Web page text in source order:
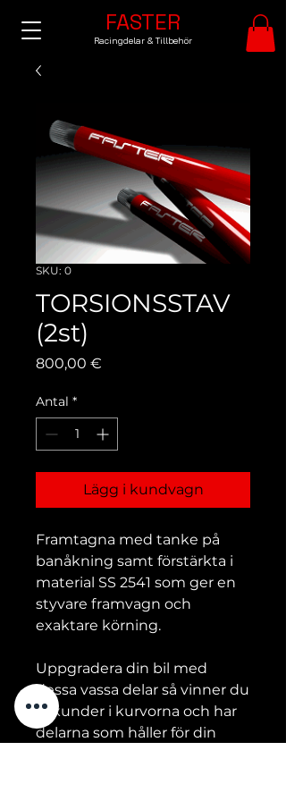
FASTER
Racingdelar & Tillbehör
SKU: 0
TORSIONSSTAV
(2st)
800,00 €
Antal *
Lägg i kundvagn
Framtagna med tanke på
banåkning samt förstärkta i
material SS 2541 som ger en
styvare framvagn och
exaktare körning.
Uppgradera din bil med
dessa vassa delar så vinner du
sekunder i kurvorna och har
delarna som håller för din